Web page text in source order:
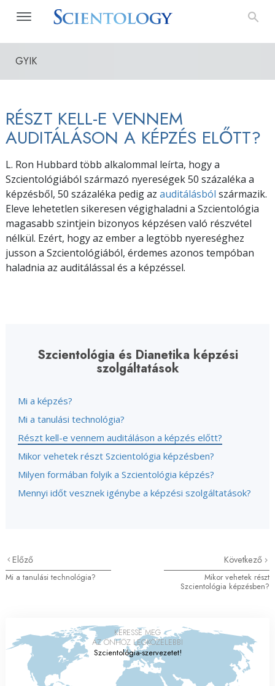
GYIK
RÉSZT KELL-E VENNEM
AUDITÁLÁSON A KÉPZÉS ELŐTT?
L. Ron Hubbard több alkalommal leírta, hogy a
Szcientológiából származó nyereségek 50 százaléka a
képzésből, 50 százaléka pedig az auditálásból származik.
Eleve lehetetlen sikeresen végighaladni a Szcientológia
magasabb szintjein bizonyos képzésen való részvétel
nélkül. Ezért, hogy az ember a legtöbb nyereséghez
jusson a Szcientológiából, érdemes azonos tempóban
haladnia az auditálással és a képzéssel.
Szcientológia és Dianetika képzési
szolgáltatások
Mi a képzés?
Mi a tanulási technológia?
Részt kell-e vennem auditáláson a képzés előtt?
Mikor vehetek részt Szcientológia képzésben?
Milyen formában folyik a Szcientológia képzés?
Mennyi időt vesznek igénybe a képzési szolgáltatások?
Előző
Mi a tanulási technológia?
Következő
Mikor vehetek részt
Szcientológia képzésben?
KERESSE MEG
AZ ÖNHÖZ LEGKÖZELEBBI
Szcientológia-szervezetet!